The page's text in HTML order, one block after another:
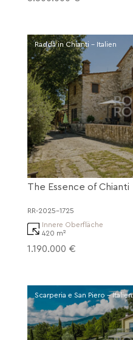
Radda in Chianti - Italien
The Essence of Chianti
RR-2025-1725
Innere Oberfläche
420 m²
1.190.000 €
Scarperia e San Piero - Italien